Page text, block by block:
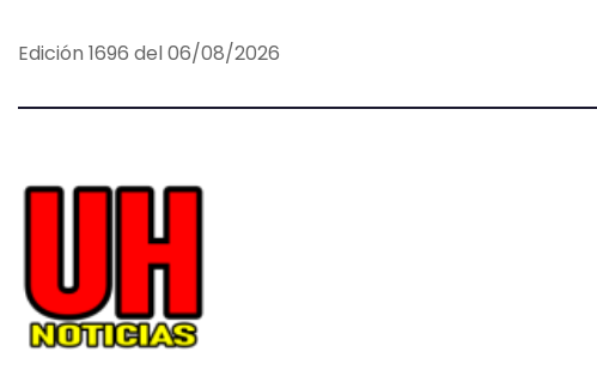
n
e
e
Edición 1696 del 06/08/2026